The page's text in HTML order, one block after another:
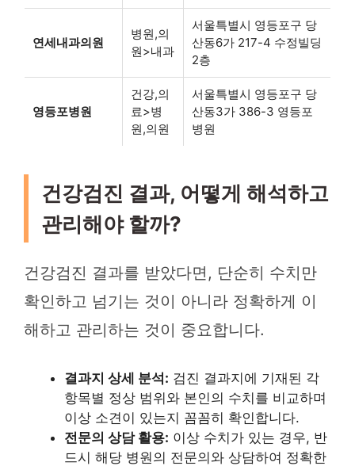
연세내과의원
병원,의
원>내과
서울특별시 영등포구 당
산동6가 217-4 수정빌딩
2층
영등포병원
건강,의
료>병
원,의원
서울특별시 영등포구 당
산동3가 386-3 영등포
병원
건강검진 결과, 어떻게 해석하고
관리해야 할까?
건강검진 결과를 받았다면, 단순히 수치만
확인하고 넘기는 것이 아니라 정확하게 이
해하고 관리하는 것이 중요합니다.
결과지 상세 분석: 검진 결과지에 기재된 각
항목별 정상 범위와 본인의 수치를 비교하며
이상 소견이 있는지 꼼꼼히 확인합니다.
전문의 상담 활용: 이상 수치가 있는 경우, 반
드시 해당 병원의 전문의와 상담하여 정확한